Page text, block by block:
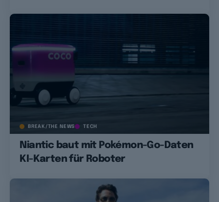
BREAK/THE NEWS TECH
Niantic baut mit Pokémon-Go-Daten
KI-Karten für Roboter